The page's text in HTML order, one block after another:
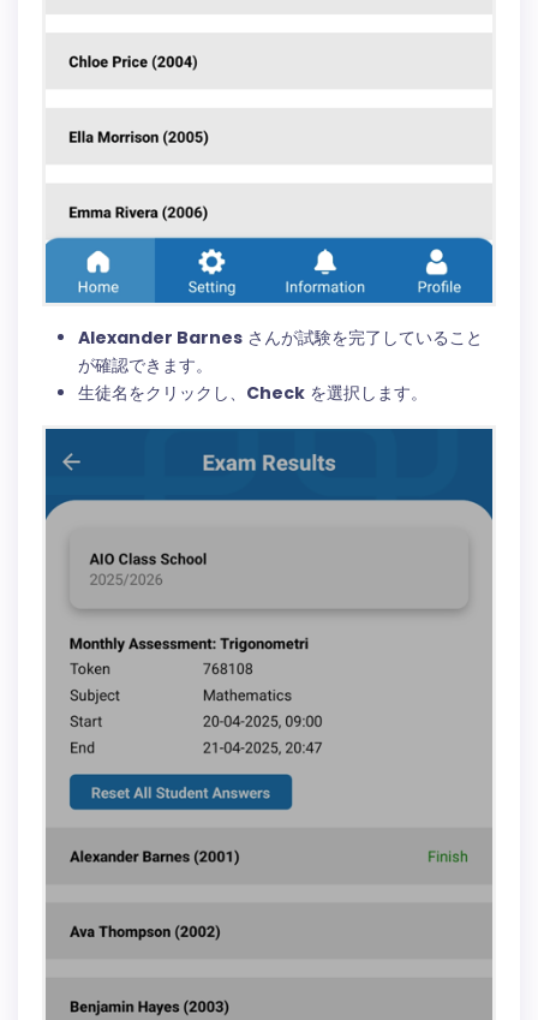
Alexander Barnes さんが試験を完了していること
が確認できます。
生徒名をクリックし、 Check を選択します。